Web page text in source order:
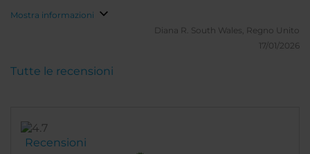
Mostra informazioni
Diana R. South Wales, Regno Unito
17/01/2026
Recensioni
Tutte le recensioni